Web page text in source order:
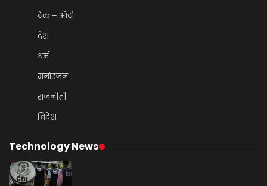
टेक – ऑटो
देश
धर्म
मनोरंजन
राजनीती
विदेश
Technology News